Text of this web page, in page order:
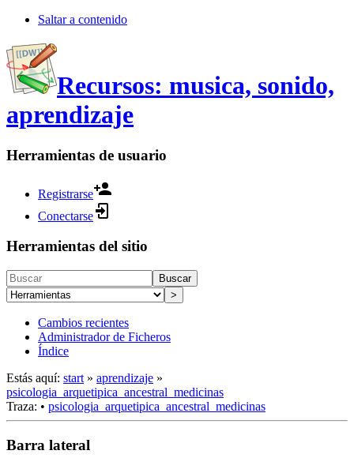
Saltar a contenido
Recursos: musica, sonido,
aprendizaje
Herramientas de usuario
Registrarse
Conectarse
Herramientas del sitio
Buscar
>
Cambios recientes
Administrador de Ficheros
Índice
Estás aquí: start » aprendizaje »
psicologia_arquetipica_ancestral_medicinas
Traza: • psicologia_arquetipica_ancestral_medicinas
Barra lateral